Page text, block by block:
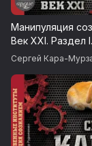
Манипуляция
Век XXI. Раздел
и доктрины
Сергей Кара-